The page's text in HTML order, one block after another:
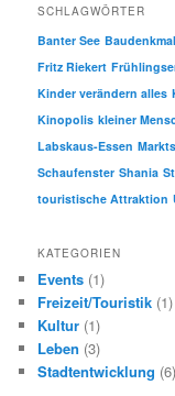
SCHLAGWÖRTER
Banter See
Fritz Riekert
Kinder verändern alles
Kinopolis kleiner
Labskaus-Essen
Schaufenster Shania
touristische Attraktion
KATEGORIEN
Events (1)
Freizeit/Touristik (1)
Kultur (1)
Leben (3)
Stadtentwicklung (6)